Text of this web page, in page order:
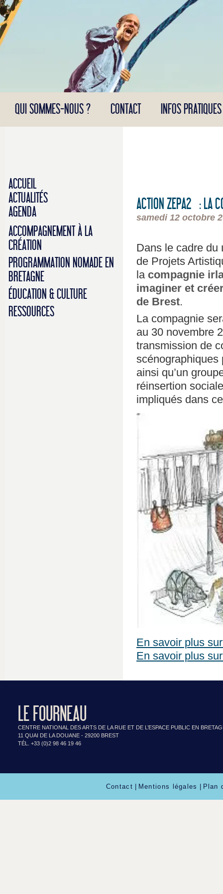
Panneau de gestion des cookies
QUI SOMMES-NOUS ? CONTACT INFOS PRATIQUES
ACCUEIL
ACTUALITÉS
AGENDA
ACCOMPAGNEMENT À LA
CRÉATION
PROGRAMMATION NOMADE EN
BRETAGNE
ÉDUCATION & CULTURE
RESSOURCES
ACTION ZEPA2 : LA
samedi 12 octobre
Dans le cadre du
de Projets
la compagnie
imaginer et
de Brest.
La compagnie
au 30 novembre
transmission de
scénographiques
ainsi qu’un
réinsertion
impliqués dans
En savoir plus
En savoir plus
LE FOURNEAU
CENTRE NATIONAL DES ARTS DE LA RUE ET DE L’ESPACE PUBLIC EN
11 QUAI DE LA DOUANE - 29200 BREST
TÉL. +33 (0)2 98 46 19 46
Contact Mentions légales Plan